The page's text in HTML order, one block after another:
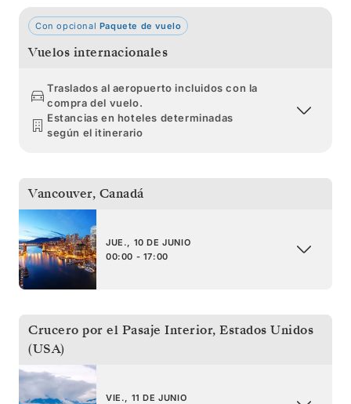
Con opcional Paquete de vuelo
Vuelos internacionales
Traslados al aeropuerto incluidos con la
compra del vuelo.
Estancias en hoteles determinadas
según el itinerario
Vancouver, Canadá
JUE., 10 DE JUNIO
00:00 - 17:00
Crucero por el Pasaje Interior, Estados Unidos
(USA)
VIE., 11 DE JUNIO